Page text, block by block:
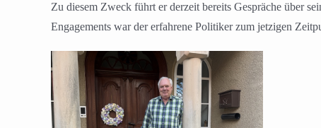
Zu diesem Zweck führt er derzeit bereits Gespräche über
Engagements war der erfahrene Politiker zum jetzigen